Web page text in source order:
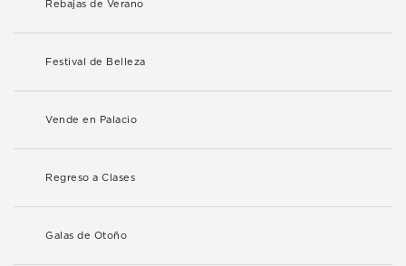
Rebajas de Verano
Festival de Belleza
Vende en Palacio
Regreso a Clases
Galas de Otoño